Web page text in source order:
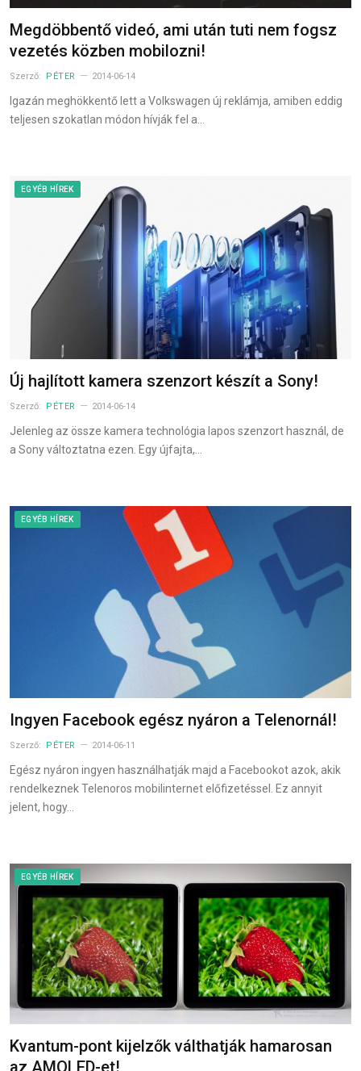
Megdöbbentő videó, ami után tuti nem fogsz
vezetés közben mobilozni!
Szerző: PÉTER 2014-06-14
Igazán meghökkentő lett a Volkswagen új reklámja, amiben eddig
teljesen szokatlan módon hívják fel a…
EGYÉB HÍREK
Új hajlított kamera szenzort készít a Sony!
Szerző: PÉTER 2014-06-14
Jelenleg az össze kamera technológia lapos szenzort használ, de
a Sony változtatna ezen. Egy újfajta,…
EGYÉB HÍREK
Ingyen Facebook egész nyáron a Telenornál!
Szerző: PÉTER 2014-06-11
Egész nyáron ingyen használhatják majd a Facebookot azok, akik
rendelkeznek Telenoros mobilinternet előfizetéssel. Ez annyit
jelent, hogy…
EGYÉB HÍREK
Kvantum-pont kijelzők válthatják hamarosan